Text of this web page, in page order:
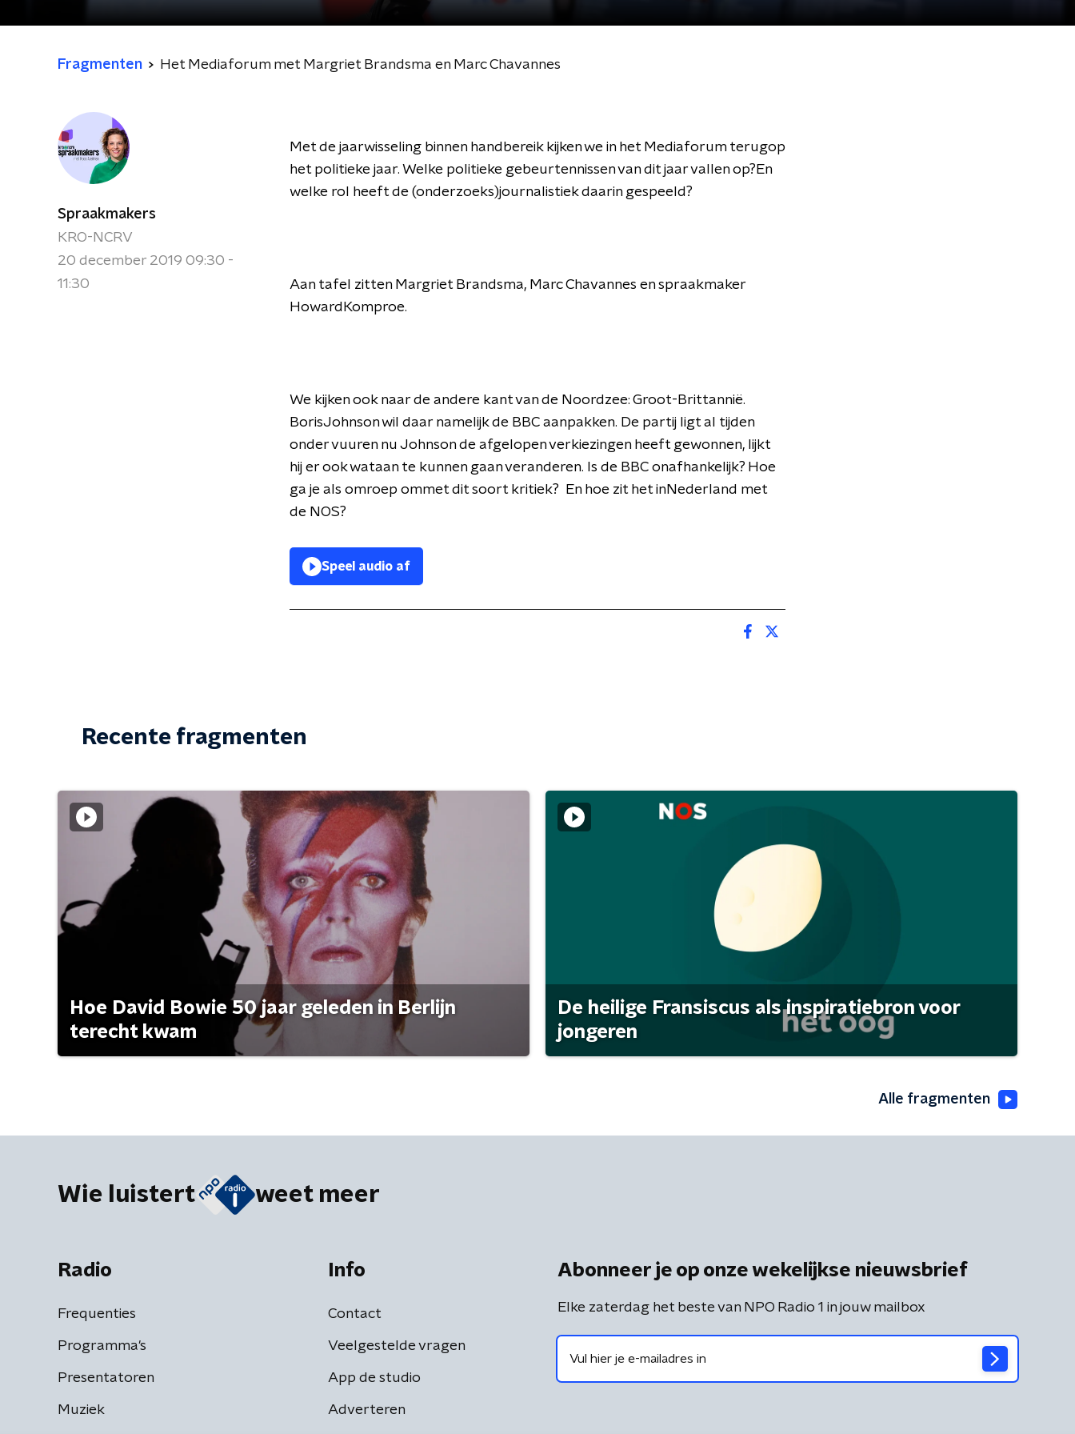
Fragmenten Het Mediaforum met Margriet Brandsma en Marc Chavannes
Spraakmakers
KRO-NCRV
20 december 2019 09:30 -
11:30
Met de jaarwisseling binnen handbereik kijken we in het Mediaforum terugop
het politieke jaar. Welke politieke gebeurtennissen van dit jaar vallen op?En
welke rol heeft de (onderzoeks)journalistiek daarin gespeeld?
Aan tafel zitten Margriet Brandsma, Marc Chavannes en spraakmaker
HowardKomproe.
We kijken ook naar de andere kant van de Noordzee: Groot-Brittannië.
BorisJohnson wil daar namelijk de BBC aanpakken. De partij ligt al tijden
onder vuuren nu Johnson de afgelopen verkiezingen heeft gewonnen, lijkt
hij er ook wataan te kunnen gaan veranderen. Is de BBC onafhankelijk? Hoe
ga je als omroep ommet dit soort kritiek?
En hoe zit het inNederland met
de NOS?
Speel audio af
Recente fragmenten
Hoe David Bowie 50 jaar geleden in Berlijn
terecht kwam
De heilige Fransiscus als inspiratiebron voor
jongeren
Alle fragmenten
Wie luistert weet meer
Radio
Frequenties
Programma's
Presentatoren
Muziek
Info
Contact
Veelgestelde vragen
App de studio
Adverteren
Abonneer je op onze wekelijkse nieuwsbrief
Elke zaterdag het beste van NPO Radio 1 in jouw mailbox